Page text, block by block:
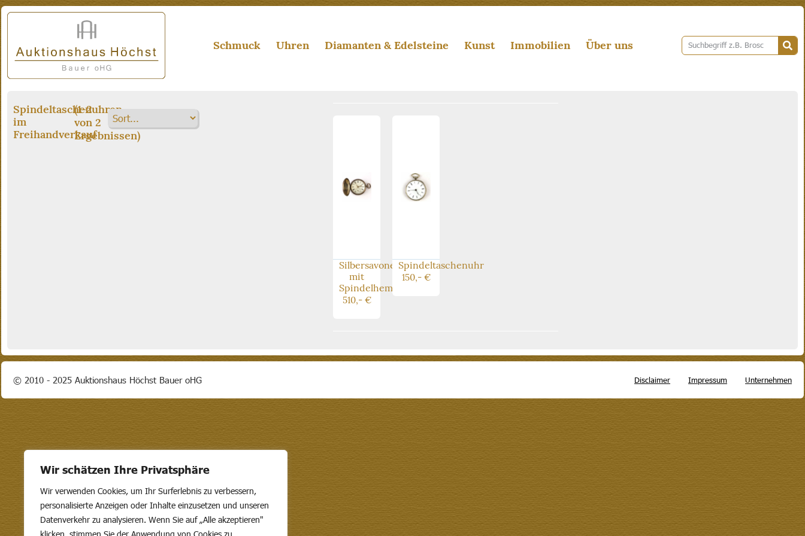
Wir schätzen Ihre Privatsphäre
Wir verwenden Cookies, um Ihr Surferlebnis zu verbessern,
personalisierte Anzeigen oder Inhalte einzusetzen und unseren
Datenverkehr zu analysieren. Wenn Sie auf „Alle akzeptieren"
Schmuck Uhren Diamanten & Edelsteine Kunst Immobilien Über uns
Spindeltaschenuhren
im
Freihandverkauf
(1-2
von2
Ergebnissen)
Silbersavonette
mit
Spindelhemmung
510,- €
Spindeltaschenuhr
150,- €
© 2010 - 2025 Auktionshaus Höchst Bauer oHG Disclaimer Impressum Unternehmen